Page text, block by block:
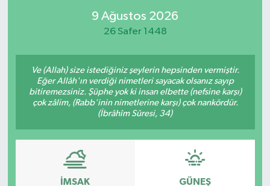
9 Ağustos 2026
26 Safer 1448
Ve (Allah) size istediğiniz şeylerin hepsinden vermiştir.
Eğer Allâh'ın verdiği nimetleri sayacak olsanız sayıp
bitiremezsiniz. Şüphe yok ki insan elbette (nefsine karşı)
çok zâlim, (Rabb'inin nimetlerine karşı) çok nankördür.
(İbrâhîm Sûresi, 34)
İMSAK GÜNEŞ